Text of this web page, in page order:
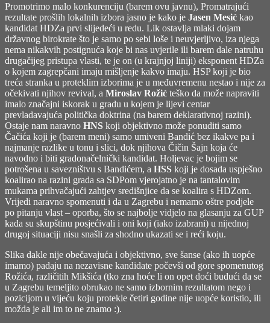
Promotrimo malo konkurenciju (barem ovu javnu), Promatrajući
rezultate prošlih lokalnih izbora jasno je kako je Jasen Mesić kao
kandidat HDZa prvi slijedeći u redu. Lik ostavlja mlaki dojam
državnog birokrate što je samo po sebi loše i neuvjerljivo, iza njega
nema nikakvih postignuća koje bi nas uvjerile ili barem dale natruhu
drugačijeg pristupa vlasti, te je on (u krajnjoj liniji) eksponent HDZa
o kojem zagrepčani imaju mišljenje kakvo imaju. HSP koji je bio
treća stranka u proteklim izborima je u međuvremenu nestao i nije za
očekivati njihov revival, a Miroslav Rožić teško da može napraviti
imalo značajni iskorak u gradu u kojem je lijevi centar
prevladavajuća politička doktrina (na barem deklarativnoj razini).
Ostaje nam naravno HNS koji objektivno može ponuditi samo
Čačića koji je (barem meni) samo umiveni Bandić bez ikakve pa i
najmanje razlike u tonu i slici, dok njihova Čičin Šajn koja će
navodno i biti gradonačelnički kandidat. Holjevac je bojim se
potrošena u savezništvu s Bandićem, a HSS koji je dosada uspješno
koalirao na razini grada sa SDPom vjerojatno je na tantalovim
mukama prihvačajući zahtjev središnjice da se koalira s HDZom.
Vrijedi naravno spomenuti i da u Zagrebu i nemamo oštre podjele
po pitanju vlast – oporba, što se najbolje vidjelo na glasanju za GUP
kada su skupštinu posjećivali i oni koji (iako izabrani) u nijednoj
drugoj situaciji nisu snašli za shodno ukazati se i reći koju.
Slika dakle nije obečavajuća i objektivno, sve šanse (ako ih uopće
imamo) padaju na nezavisne kandidate počevši od gore spomenutog
Rožića, različitih Mikšića (tko zna hoće li on opet doći budući da se
u Zagrebu temeljito obrukao ne samo izbornim rezultatom nego i
pozicijom u vijeću koju protekle četiri godine nije uopće koristio, ili
možda je ali im to ne znamo :).